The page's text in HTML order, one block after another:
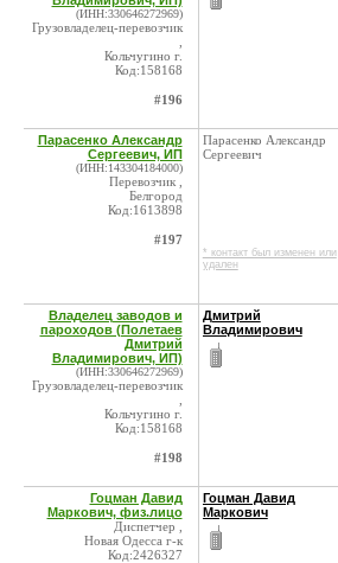
(ИНН:330646272969)
Грузовладелец-перевозчик
Кольчугино г.
Код:158168
#196
Парасенко Александр
Сергеевич, ИП
(ИНН:143304184000)
Перевозчик ,
Белгород
Код:1613898
#197
Парасенко Александр
Сергеевич
* контакт был изменен или
удален
Владелец заводов и
пароходов (Полетаев
Дмитрий
Владимирович, ИП)
(ИНН:330646272969)
Грузовладелец-перевозчик
Кольчугино г.
Код:158168
#198
Дмитрий
Владимирович
Гоцман Давид
Маркович, физ.лицо
Диспетчер ,
Новая Одесса г-к
Код:2426327
Гоцман Давид
Маркович